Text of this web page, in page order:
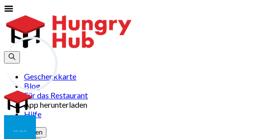
Geschenkkarte
Blog
Für das Restaurant
App herunterladen
Hilfe
Registrieren